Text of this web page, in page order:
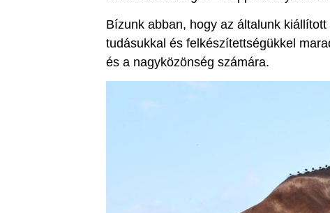
Bízunk abban, hogy az általunk
tudásukkal és felkészítettségükkel
és a nagyközönség számára.